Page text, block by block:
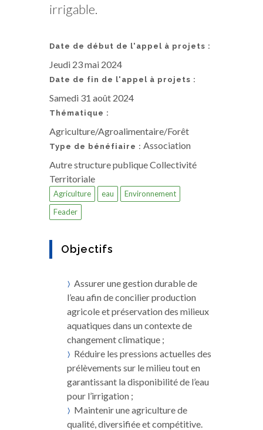
irrigable.
Date de début de l'appel à projets :
Jeudi 23 mai 2024
Date de fin de l'appel à projets :
Samedi 31 août 2024
Thématique :
Agriculture/Agroalimentaire/Forêt
Type de bénéfiaire : Association
Autre structure publique Collectivité
Territoriale
Agriculture eau
Environnement
Feader
Objectifs
Assurer une gestion durable de
l’eau afin de concilier production
agricole et préservation des milieux
aquatiques dans un contexte de
changement climatique ;
Réduire les pressions actuelles des
prélèvements sur le milieu tout en
garantissant la disponibilité de l’eau
pour l’irrigation ;
Maintenir une agriculture de
qualité, diversifiée et compétitive.